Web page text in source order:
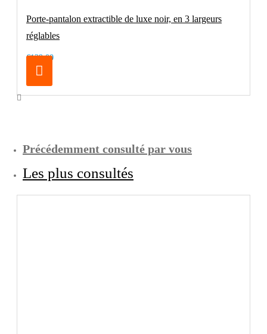
Porte-pantalon extractible de luxe noir, en 3 largeurs
réglables
€129.00
Précédemment consulté par vous
Les plus consultés